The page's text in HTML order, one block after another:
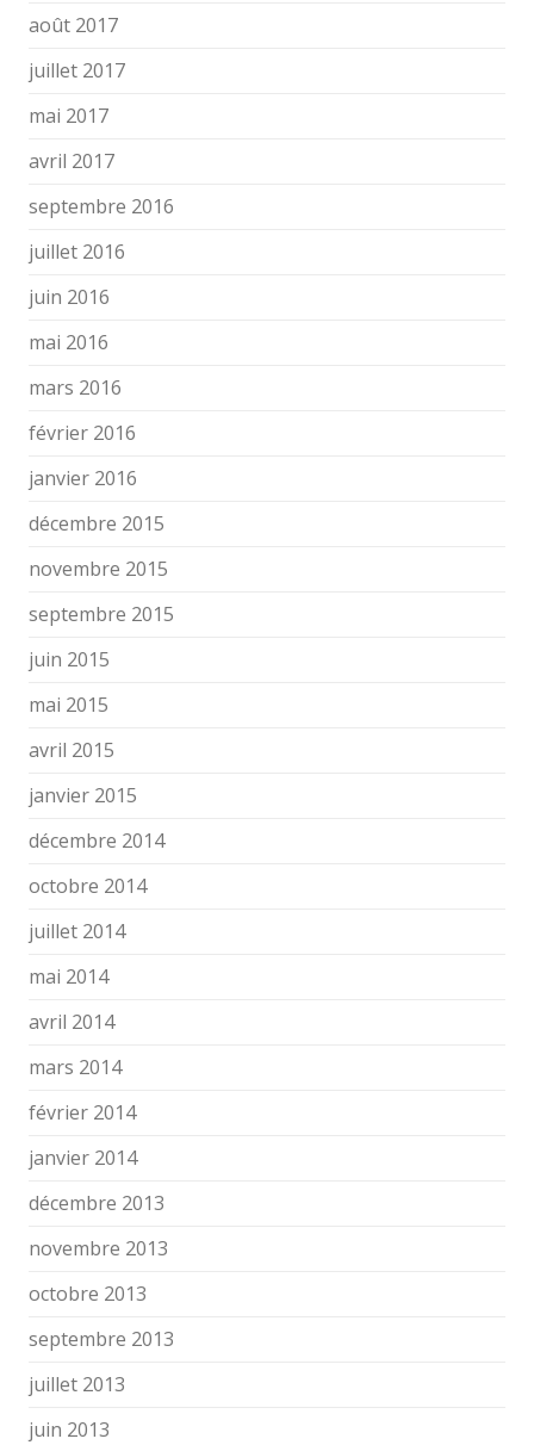
août 2017
juillet 2017
mai 2017
avril 2017
septembre 2016
juillet 2016
juin 2016
mai 2016
mars 2016
février 2016
janvier 2016
décembre 2015
novembre 2015
septembre 2015
juin 2015
mai 2015
avril 2015
janvier 2015
décembre 2014
octobre 2014
juillet 2014
mai 2014
avril 2014
mars 2014
février 2014
janvier 2014
décembre 2013
novembre 2013
octobre 2013
septembre 2013
juillet 2013
juin 2013